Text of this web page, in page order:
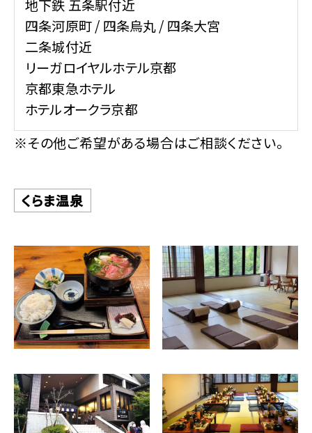
地下鉄 五条駅付近
四条河原町 / 四条烏丸 / 四条大宮
二条城付近
リーガロイヤルホテル京都
京都東急ホテル
ホテルオークラ京都
※その他ご希望がある場合はご相談ください。
くらま温泉